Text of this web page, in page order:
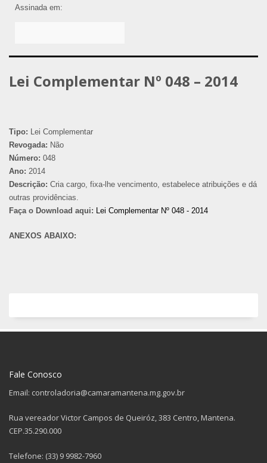
Assinada em:
Lei Complementar Nº 048 – 2014
Tipo: Lei Complementar
Revogada: Não
Número: 048
Ano: 2014
Descrição: Cria cargo, fixa-lhe vencimento, estabelece atribuições e dá
outras providências.
Faça o Download aqui: Lei Complementar Nº 048 - 2014
ANEXOS ABAIXO:
Fale Conosco
Email: controladoria@camaramantena.mg.gov.br
Rua vereador Victor Campos de Queiróz, 383 Centro, Mantena.
CEP.35.290.000
Telefone: (33) 9 9982-7960